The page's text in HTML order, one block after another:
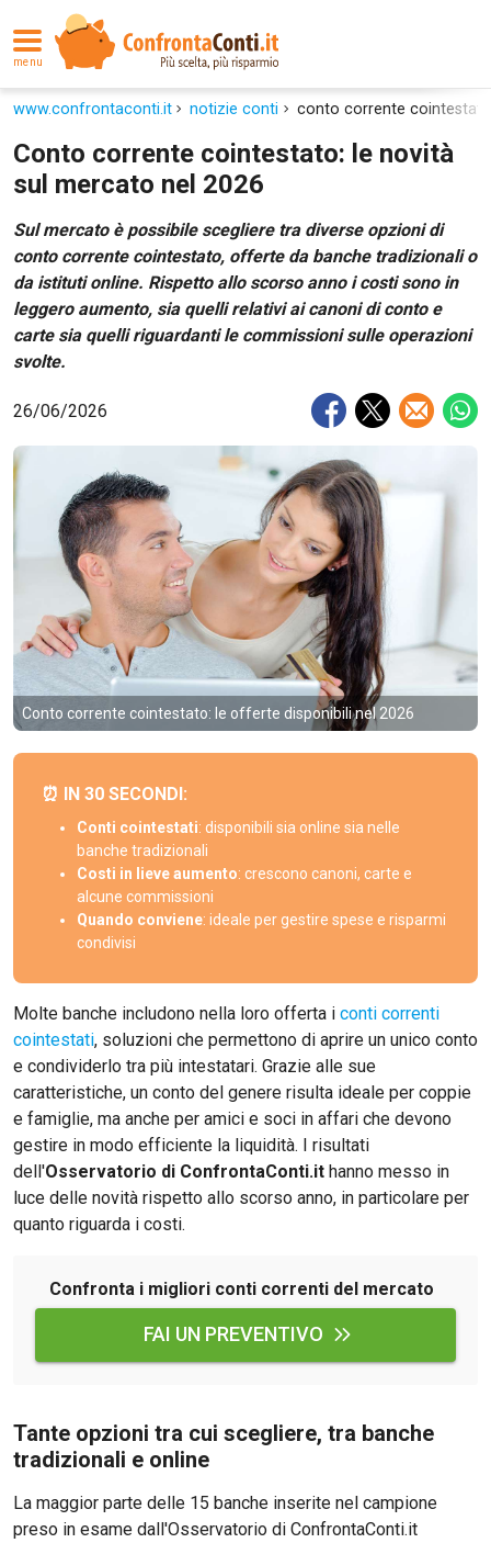
menu
www.confrontaconti.it notizie conti conto corrente
Conto corrente cointestato: le novità
sul mercato nel 2026
Sul mercato è possibile scegliere tra diverse opzioni di
conto corrente cointestato, offerte da banche tradizionali o
da istituti online. Rispetto allo scorso anno i costi sono in
leggero aumento, sia quelli relativi ai canoni di conto e
carte sia quelli riguardanti le commissioni sulle operazioni
svolte.
26/06/2026
Conto corrente cointestato: le offerte disponibili nel 2026
⏰ IN 30 SECONDI:
Conti cointestati: disponibili sia online sia nelle
banche tradizionali
Costi in lieve aumento: crescono canoni, carte e
alcune commissioni
Quando conviene: ideale per gestire spese e risparmi
condivisi
Molte banche includono nella loro offerta i conti correnti
cointestati, soluzioni che permettono di aprire un unico conto
e condividerlo tra più intestatari. Grazie alle sue
caratteristiche, un conto del genere risulta ideale per coppie
e famiglie, ma anche per amici e soci in affari che devono
gestire in modo efficiente la liquidità. I risultati
dell'Osservatorio di ConfrontaConti.it hanno messo in
luce delle novità rispetto allo scorso anno, in particolare per
quanto riguarda i costi.
Confronta i migliori conti correnti del mercato
FAI UN PREVENTIVO
Tante opzioni tra cui scegliere, tra banche
tradizionali e online
La maggior parte delle 15 banche inserite nel campione
preso in esame dall'Osservatorio di ConfrontaConti.it